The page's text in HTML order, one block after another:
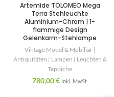
Artemide TOLOMEO Mega
Terra Stehleuchte
Aluminium-Chrom | 1-
flammige Design
Gelenkarm-Stehlampe
Vintage Möbel & Mobiliar |
Antiquitäten | Lampen | Leuchten &
Teppiche
780,00€ inkl. MwSt.